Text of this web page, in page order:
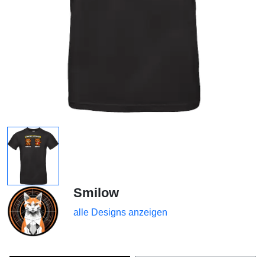
Smilow
alle Designs anzeigen